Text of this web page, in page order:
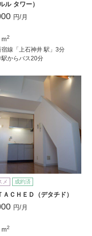
ル タワー）
円/月
m2
宿線「上石神井 駅」3分
駅からバス20分
メ 成約済
ＡＣＨＥＤ（デタチド）
円/月
m2